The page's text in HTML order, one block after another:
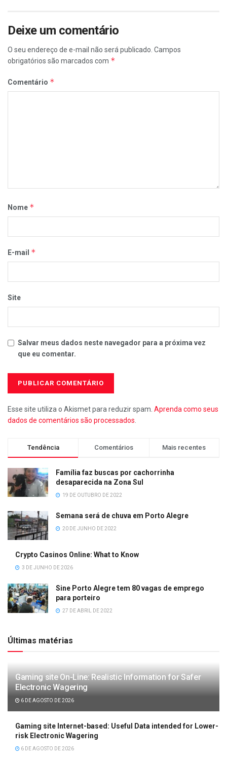
Deixe um comentário
O seu endereço de e-mail não será publicado. Campos
obrigatórios são marcados com *
Comentário *
Nome *
E-mail *
Site
Salvar meus dados neste navegador para a próxima vez
que eu comentar.
Esse site utiliza o Akismet para reduzir spam. Aprenda como seus
dados de comentários são processados
Tendência Comentários Mais recentes
Família faz buscas por cachorrinha
desaparecida na Zona Sul
19 DE OUTUBRO DE 2022
Semana será de chuva em Porto Alegre
20 DE JUNHO DE 2022
Crypto Casinos Online: What to Know
3 DE JUNHO DE 2026
Sine Porto Alegre tem 80 vagas de emprego
para porteiro
27 DE ABRIL DE 2022
Últimas matérias
Gaming site On-Line: Realistic Information for Safer
Electronic Wagering
6 DE AGOSTO DE 2026
Gaming site Internet-based: Useful Data intended for Lower-
risk Electronic Wagering
6 DE AGOSTO DE 2026